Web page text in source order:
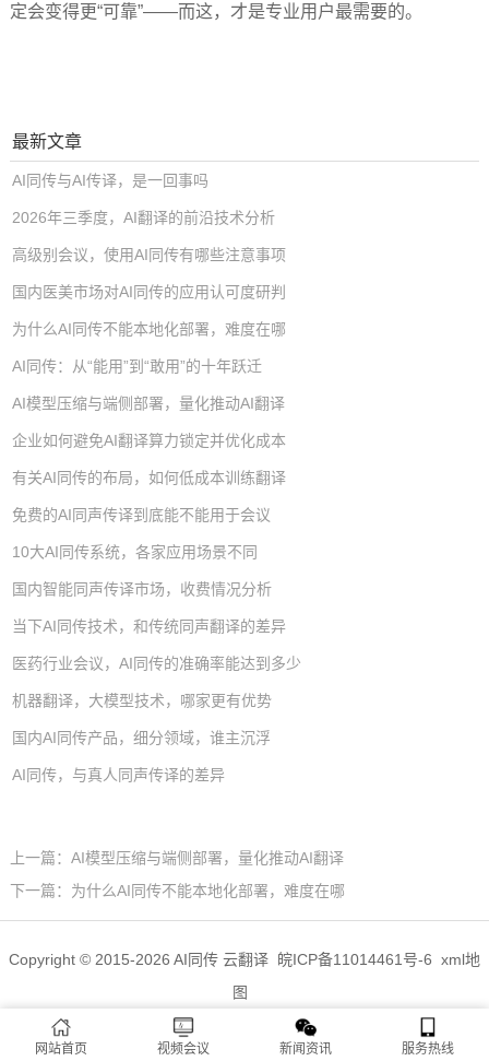
定会变得更“可靠”——而这，才是专业用户最需要的。
最新文章
AI同传与AI传译，是一回事吗
2026年三季度，AI翻译的前沿技术分析
高级别会议，使用AI同传有哪些注意事项
国内医美市场对AI同传的应用认可度研判
为什么AI同传不能本地化部署，难度在哪
AI同传：从“能用”到“敢用”的十年跃迁
AI模型压缩与端侧部署，量化推动AI翻译
企业如何避免AI翻译算力锁定并优化成本
有关AI同传的布局，如何低成本训练翻译
免费的AI同声传译到底能不能用于会议
10大AI同传系统，各家应用场景不同
国内智能同声传译市场，收费情况分析
当下AI同传技术，和传统同声翻译的差异
医药行业会议，AI同传的准确率能达到多少
机器翻译，大模型技术，哪家更有优势
国内AI同传产品，细分领域，谁主沉浮
AI同传，与真人同声传译的差异
上一篇： AI模型压缩与端侧部署，量化推动AI翻译
下一篇： 为什么AI同传不能本地化部署，难度在哪
Copyright © 2015-2026 AI同传 云翻译 皖ICP备11014461号-6 xml地
图
网站首页 视频会议 新闻资讯 服务热线